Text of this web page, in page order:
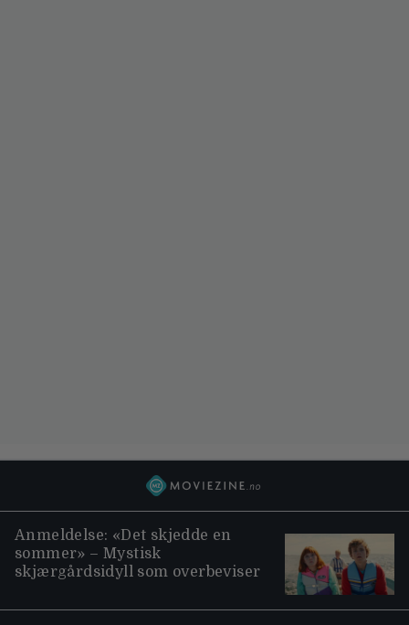
Anmeldelse: «Det skjedde en
sommer» – Mystisk
skjærgårdsidyll som overbeviser